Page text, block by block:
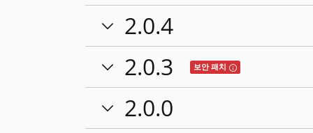
2.0.4
2.0.3
보안 패치 Tooltip: 이 릴리스에는
2.0.0